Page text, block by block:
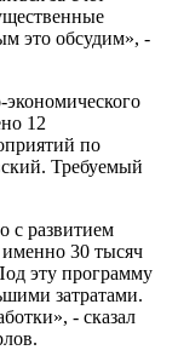
это обсудим», -
12
по
Требуемый
с развитием
именно 30 тысяч
эту программу
затратами.
- сказал